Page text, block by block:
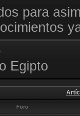
para
Egipto
Foro